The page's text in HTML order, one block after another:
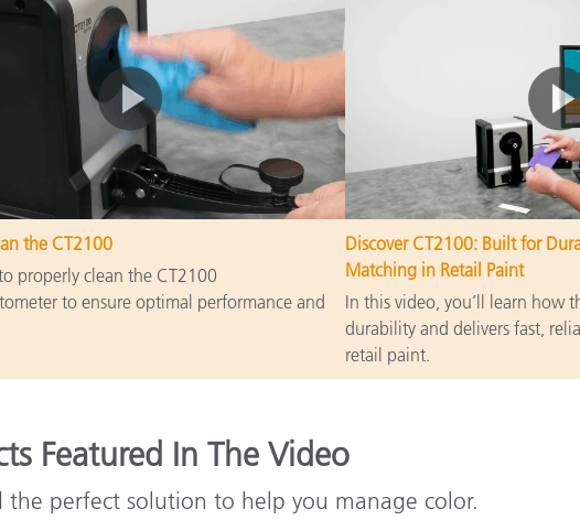
the CT2100
properly clean the CT2100
to ensure optimal performance and
Discover CT2100: Built for
Matching in Retail Paint
In this video, you’ll learn how
durability and delivers fast,
retail paint.
Featured In The Video
perfect solution to help you manage color.